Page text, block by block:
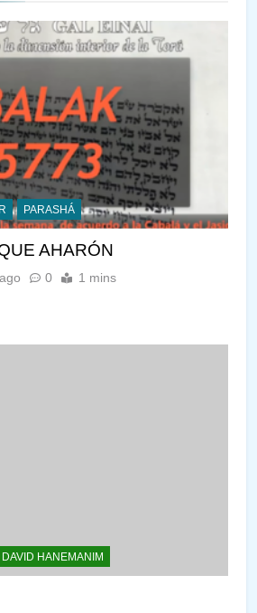
PARASHÁ
AHARÓN
0 1 mins
HANEMANIM